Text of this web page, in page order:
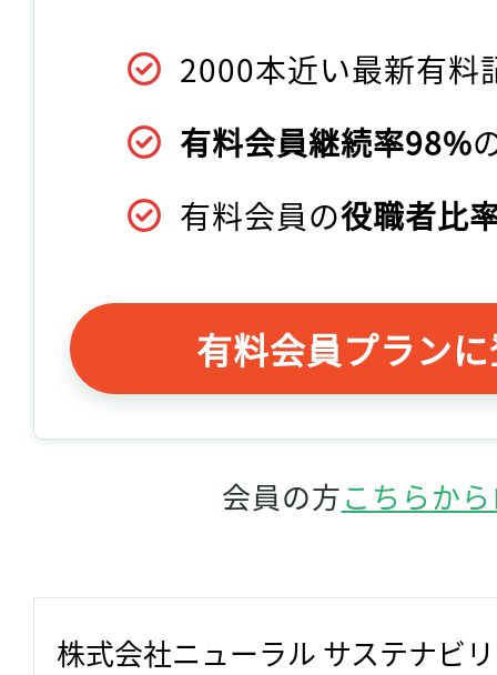
2000本近い最新有料
有料会員継続率98%
有料会員の役職者比
有料会員プラン
会員の方こちらか
株式会社ニューラル サステナビ